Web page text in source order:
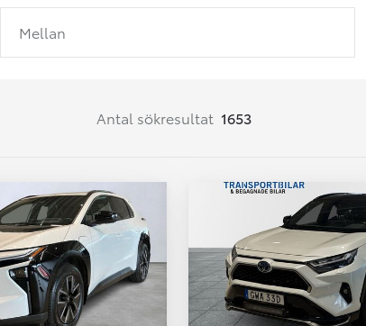
Corolla
HYBRID
Mellan
Antal sökresultat 1653